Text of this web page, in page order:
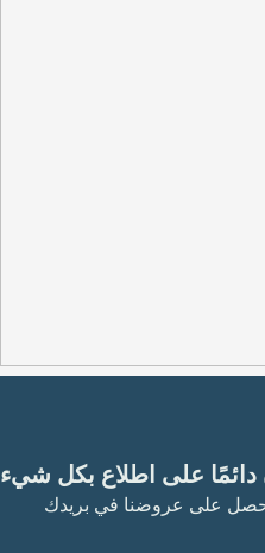
دائمًا على اطلاع بكل شيء
لتحصل على عروضنا في بريدك